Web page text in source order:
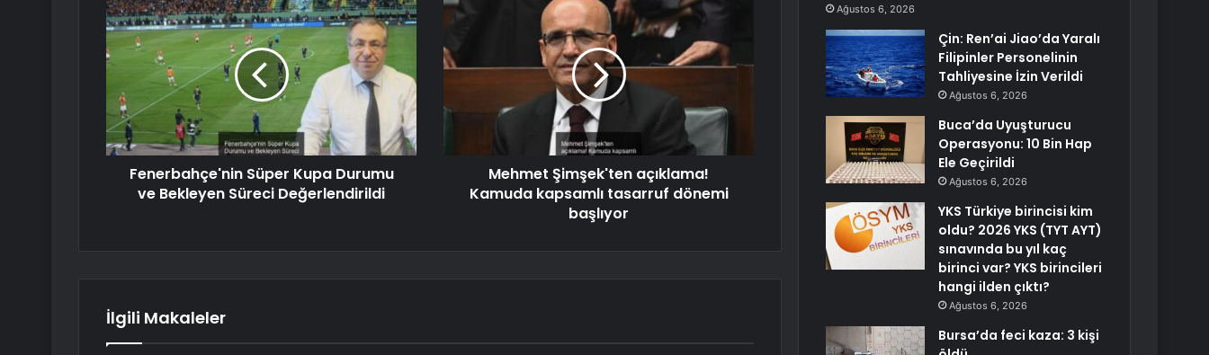
Fenerbahçe'nin Süper Kupa Durumu
ve Bekleyen Süreci Değerlendirildi
Mehmet Şimşek'ten açıklama!
Kamuda kapsamlı tasarruf dönemi
başlıyor
İlgili Makaleler
Ağustos 6, 2026
Çin: Ren’ai Jiao’da Yaralı
Filipinler Personelinin
Tahliyesine İzin Verildi
Ağustos 6, 2026
Buca’da Uyuşturucu
Operasyonu: 10 Bin Hap
Ele Geçirildi
Ağustos 6, 2026
YKS Türkiye birincisi kim
oldu? 2026 YKS (TYT AYT)
sınavında bu yıl kaç
birinci var? YKS birincileri
hangi ilden çıktı?
Ağustos 6, 2026
Bursa’da feci kaza: 3 kişi